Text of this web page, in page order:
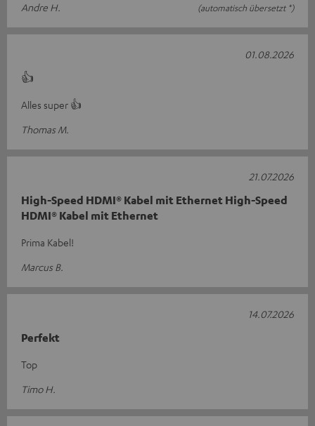
Andre H.
(automatisch übersetzt *)
👍
Alles super 👍
Thomas M.
01.08.2026
High-Speed HDMI® Kabel mit Ethernet High-Speed
HDMI® Kabel mit Ethernet
Prima Kabel!
Marcus B.
21.07.2026
Perfekt
Top
Timo H.
14.07.2026